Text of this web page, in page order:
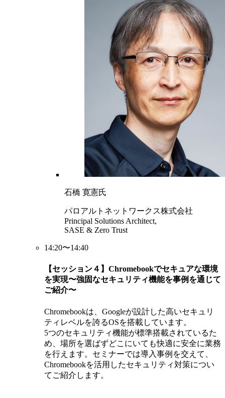
石橋 寛憲氏
パロアルトネットワークス株式会社
Principal Solutions Architect,
SASE & Zero Trust
14:20〜14:40
【セッション４】Chromebookでセキュアな環境
を実現〜強固なセキュリティ機能を事例を通じて
ご紹介〜
Chromebookは、Googleが設計した高いセキュリ
ティレベルを誇るOSを搭載しています。
5つのセキュリティ機能が標準搭載されているた
め、場所を選ばずどこにいても快適に安全に業務
を行えます。セミナーでは導入事例を交えて、
Chromebookを活用したセキュリティ対策につい
てご紹介します。